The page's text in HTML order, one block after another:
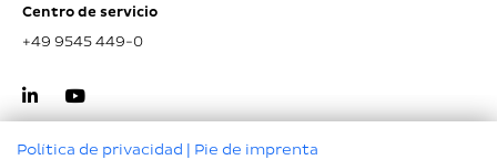
Centro de servicio
+49 9545 449-0
Política de privacidad | Pie de imprenta